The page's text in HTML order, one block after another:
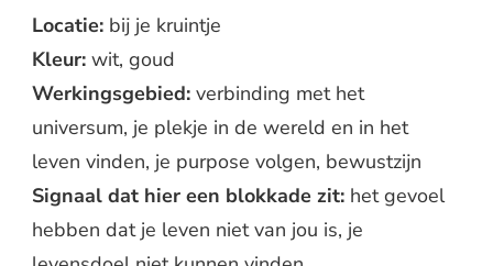
Locatie: bij je kruintje
Kleur: wit, goud
Werkingsgebied: verbinding met het
universum, je plekje in de wereld en in het
leven vinden, je purpose volgen, bewustzijn
Signaal dat hier een blokkade zit: het gevoel
hebben dat je leven niet van jou is, je